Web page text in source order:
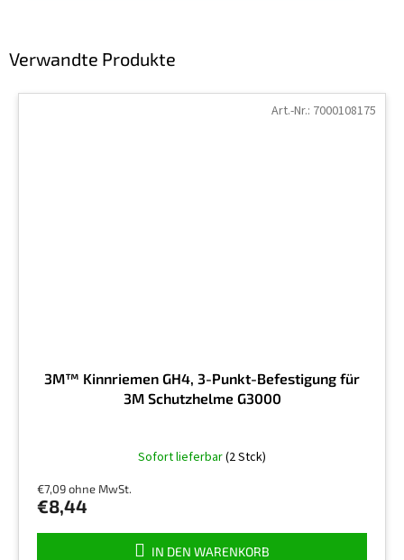
Verwandte Produkte
3M™ Kinnriemen GH4, 3-Punkt-Befestigung für
3M Schutzhelme G3000
Sofort lieferbar(2 Stck)
€7,09 ohne MwSt.
€8,44
IN DEN WARENKORB
Art.-Nr.: 7000108175